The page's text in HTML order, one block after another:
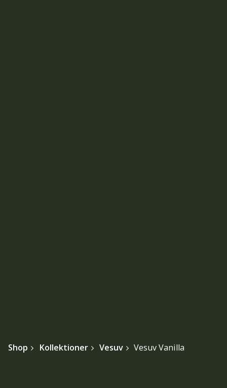
Shop Kollektioner Vesuv Vesuv Vanilla